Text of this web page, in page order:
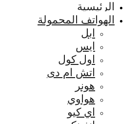
الرئيسية
الهواتف المحمولة
ابل
ايس
اول كول
اتش ام دى
هونر
هواوي
اي كيو